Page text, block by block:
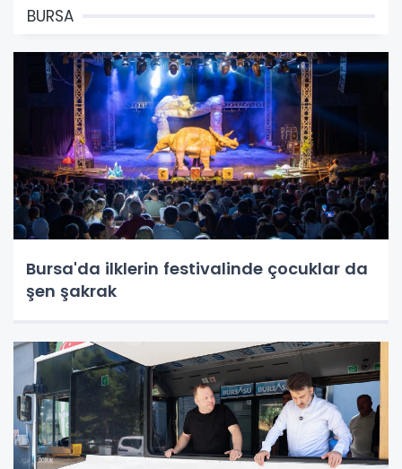
BURSA
Bursa'da ilklerin festivalinde çocuklar da
şen şakrak